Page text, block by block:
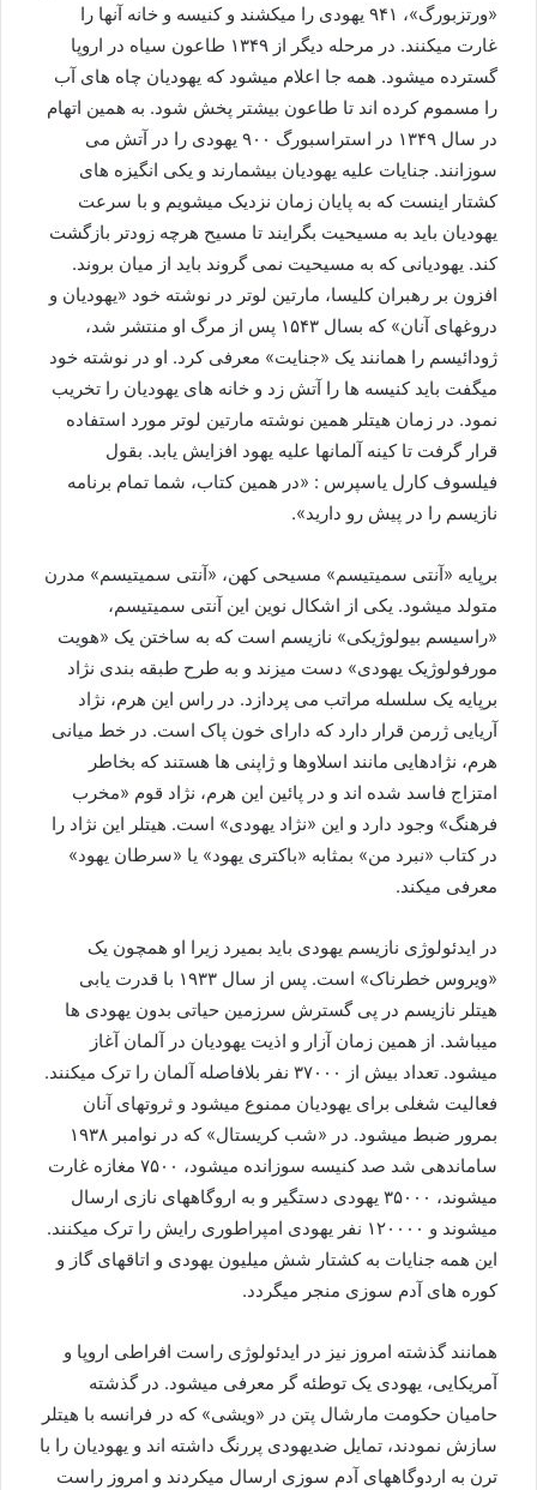
«ورتزبورگ»، ۹۴۱ یهودی را میکشند و کنیسه و خانه آنها را
غارت میکنند. در مرحله دیگر از ۱۳۴۹ طاعون سیاه در اروپا
گسترده میشود. همه جا اعلام میشود که یهودیان چاه های آب
را مسموم کرده اند تا طاعون بیشتر پخش شود. به همین اتهام
در سال ۱۳۴۹ در استراسبورگ ۹۰۰ یهودی را در آتش می
سوزانند. جنایات علیه یهودیان بیشمارند و یکی انگیزه های
کشتار اینست که به پایان زمان نزدیک میشویم و با سرعت
یهودیان باید به مسیحیت بگرایند تا مسیح هرچه زودتر بازگشت
کند. یهودیانی که به مسیحیت نمی گروند باید از میان بروند.
افزون بر رهبران کلیسا، مارتین لوتر در نوشته خود «یهودیان و
دروغهای آنان» که بسال ۱۵۴۳ پس از مرگ او منتشر شد،
ژودائیسم را همانند یک «جنایت» معرفی کرد. او در نوشته خود
میگفت باید کنیسه ها را آتش زد و خانه های یهودیان را تخریب
نمود. در زمان هیتلر همین نوشته مارتین لوتر مورد استفاده
قرار گرفت تا کینه آلمانها علیه یهود افزایش یابد. بقول
فیلسوف کارل یاسپرس : «در همین کتاب، شما تمام برنامه
نازیسم را در پیش رو دارید».
برپایه «آنتی سمیتیسم» مسیحی کهن، «آنتی سمیتیسم» مدرن
متولد میشود. یکی از اشکال نوین این آنتی سمیتیسم،
«راسیسم بیولوژیکی» نازیسم است که به ساختن یک «هویت
مورفولوژیک یهودی» دست میزند و به طرح طبقه بندی نژاد
برپایه یک سلسله مراتب می پردازد. در راس این هرم، نژاد
آریایی ژرمن قرار دارد که دارای خون پاک است. در خط میانی
هرم، نژادهایی مانند اسلاوها و ژاپنی ها هستند که بخاطر
امتزاج فاسد شده اند و در پائین این هرم، نژاد قوم «مخرب
فرهنگ» وجود دارد و این «نژاد یهودی» است. هیتلر این نژاد را
در کتاب «نبرد من» بمثابه «باکتری یهود» یا «سرطان یهود»
معرفی میکند.
در ایدئولوژی نازیسم یهودی باید بمیرد زیرا او همچون یک
«ویروس خطرناک» است. پس از سال ۱۹۳۳ با قدرت یابی
هیتلر نازیسم در پی گسترش سرزمین حیاتی بدون یهودی ها
میباشد. از همین زمان آزار و اذیت یهودیان در آلمان آغاز
میشود. تعداد بیش از ۳۷۰۰۰ نفر بلافاصله آلمان را ترک میکنند.
فعالیت شغلی برای یهودیان ممنوع میشود و ثروتهای آنان
بمرور ضبط میشود. در «شب کریستال» که در نوامبر ۱۹۳۸
ساماندهی شد صد کنیسه سوزانده میشود، ۷۵۰۰ مغازه غارت
میشوند، ۳۵۰۰۰ یهودی دستگیر و به اروگاههای نازی ارسال
میشوند و ۱۲۰۰۰۰ نفر یهودی امپراطوری رایش را ترک میکنند.
این همه جنایات به کشتار شش میلیون یهودی و اتاقهای گاز و
کوره های آدم سوزی منجر میگردد.
همانند گذشته امروز نیز در ایدئولوژی راست افراطی اروپا و
آمریکایی، یهودی یک توطئه گر معرفی میشود. در گذشته
حامیان حکومت مارشال پتن در «ویشی» که در فرانسه با هیتلر
سازش نمودند، تمایل ضدیهودی پررنگ داشته اند و یهودیان را با
ترن به اردوگاههای آدم سوزی ارسال میکردند و امروز راست